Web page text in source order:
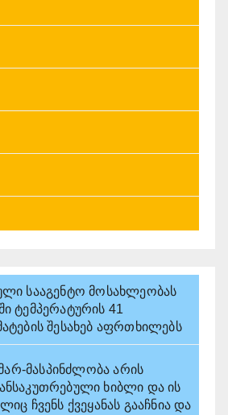
სააგენტო მოსახლეობას
ტემპერატურის 41
შესახებ აფრთხილებს
მასპინძლობა არის
ხიბლი და ის
ჩვენს ქვეყანას გააჩნია და